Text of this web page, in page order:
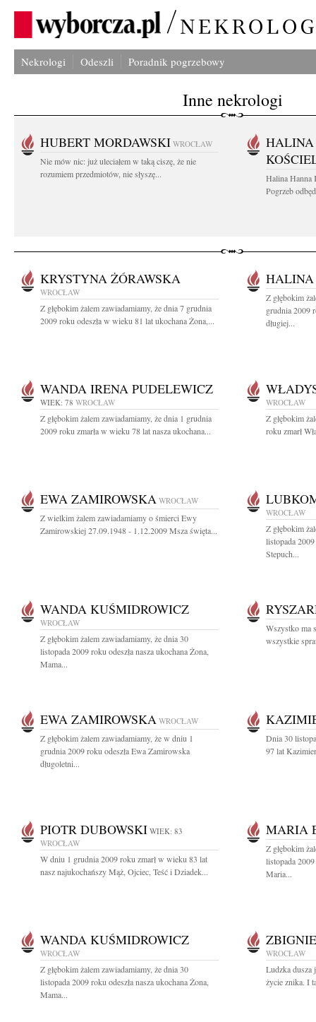
Nekrologi Odeszli Poradnik pogrzebowy
Inne nekrologi
HUBERT MORDAWSKI WROCŁAW
Nie mów nic: już uleciałem w taką ciszę, że nie
rozumiem przedmiotów, nie słyszę...
Halina Hanna
Pogrzeb
KRYSTYNA ŻÓRAWSKA
WROCŁAW
Z głębokim żalem zawiadamiamy, że dnia 7 grudnia
2009 roku odeszła w wieku 81 lat ukochana Żona,...
HALINA
Z głębokim
grudnia 2009
długiej...
WANDA IRENA PUDELEWICZ
WIEK: 78 WROCŁAW
Z głębokim żalem zawiadamiamy, że dnia 1 grudnia
2009 roku zmarła w wieku 78 lat nasza ukochana...
WROCŁAW
Z głębokim
roku zmarł
EWA ZAMIROWSKA WROCŁAW
Z wielkim żalem zawiadamiamy o śmierci Ewy
Zamirowskiej 27.09.1948 - 1.12.2009 Msza święta...
WROCŁAW
Z głębokim
listopada
Stepuch...
WANDA KUŚMIDROWICZ
WROCŁAW
Z głębokim żalem zawiadamiamy, że dnia 30
listopada 2009 roku odeszła nasza ukochana Żona,
Mama...
Wszystko ma
wszystkie
EWA ZAMIROWSKA WROCŁAW
Z głębokim żalem zawiadamiamy, że w dniu 1
grudnia 2009 roku odeszła Ewa Zamirowska
długoletni...
Dnia 30
97 lat
PIOTR DUBOWSKI WIEK: 83
WROCŁAW
W dniu 1 grudnia 2009 roku zmarł w wieku 83 lat
nasz najukochańszy Mąż, Ojciec, Teść i Dziadek...
MARIA
Z głębokim
listopada
Maria...
WANDA KUŚMIDROWICZ
WROCŁAW
Z głębokim żalem zawiadamiamy, że dnia 30
listopada 2009 roku odeszła nasza ukochana Żona,
Mama...
WROCŁAW
Ludzka dusza
życie znika. I